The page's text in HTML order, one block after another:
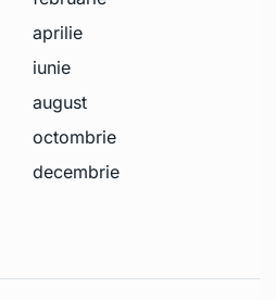
aprilie
iunie
august
octombrie
decembrie